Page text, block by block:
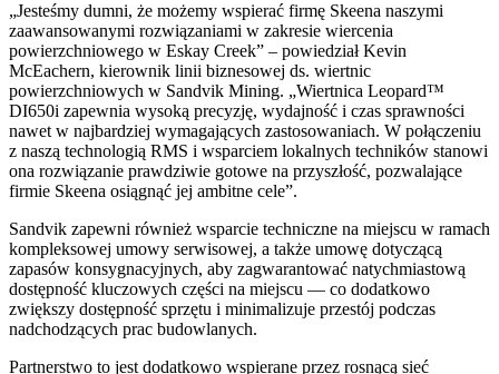
„Jesteśmy dumni, że możemy wspierać firmę Skeena naszymi
zaawansowanymi rozwiązaniami w zakresie wiercenia
powierzchniowego w Eskay Creek” – powiedział Kevin
McEachern, kierownik linii biznesowej ds. wiertnic
powierzchniowych w Sandvik Mining. „Wiertnica Leopard™
DI650i zapewnia wysoką precyzję, wydajność i czas sprawności
nawet w najbardziej wymagających zastosowaniach. W połączeniu
z naszą technologią RMS i wsparciem lokalnych techników stanowi
ona rozwiązanie prawdziwie gotowe na przyszłość, pozwalające
firmie Skeena osiągnąć jej ambitne cele”.
Sandvik zapewni również wsparcie techniczne na miejscu w ramach
kompleksowej umowy serwisowej, a także umowę dotyczącą
zapasów konsygnacyjnych, aby zagwarantować natychmiastową
dostępność kluczowych części na miejscu — co dodatkowo
zwiększy dostępność sprzętu i minimalizuje przestój podczas
nadchodzących prac budowlanych.
Partnerstwo to jest dodatkowo wspierane przez rosnącą sieć